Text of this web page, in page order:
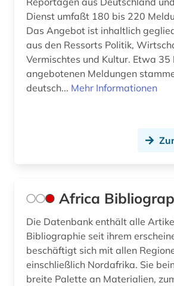
diskussion (1)
dissens (1)
dissertation (2)
dokument (2)
donezk (ukraine) (1)
dpa (1)
dreyfus-affäre (1)
dritte welt (1)
Dienst umfaßt 180 bis 220
Das Angebot ist inhaltlich
aus den Ressorts Politik,
Vermischtes und Kultur. Etwa 35 Prozent der
angebotenen Meldungen
deutsch... Mehr Informationen
Africa
Die Datenbank enthält alle
Bibliographie seit ihrem
beschäftigt sich mit allen
einschließlich Nordafrika. Sie
breite Palette an Materialien,